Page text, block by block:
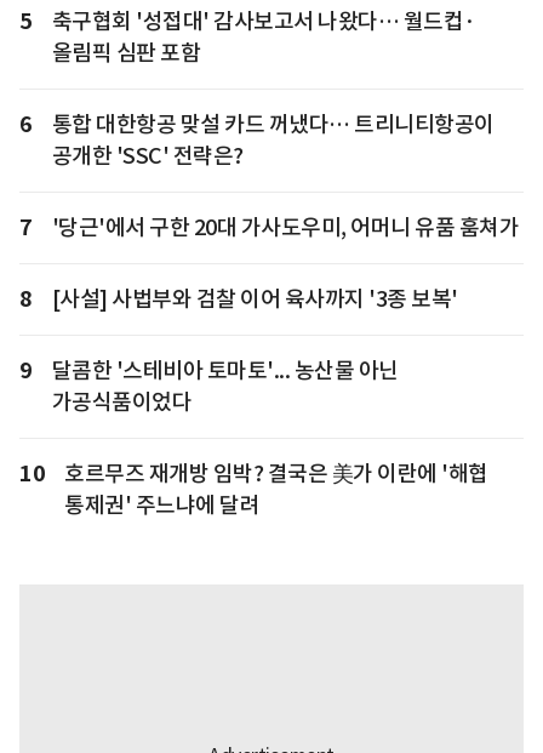
5
축구협회 '성접대' 감사보고서 나왔다… 월드컵·
올림픽 심판 포함
6
통합 대한항공 맞설 카드 꺼냈다… 트리니티항공이
공개한 'SSC' 전략은?
7 '당근'에서 구한 20대 가사도우미, 어머니 유품 훔쳐가
8 [사설] 사법부와 검찰 이어 육사까지 '3종 보복'
9
달콤한 '스테비아 토마토'... 농산물 아닌
가공식품이었다
10
호르무즈 재개방 임박? 결국은 美가 이란에 '해협
통제권' 주느냐에 달려